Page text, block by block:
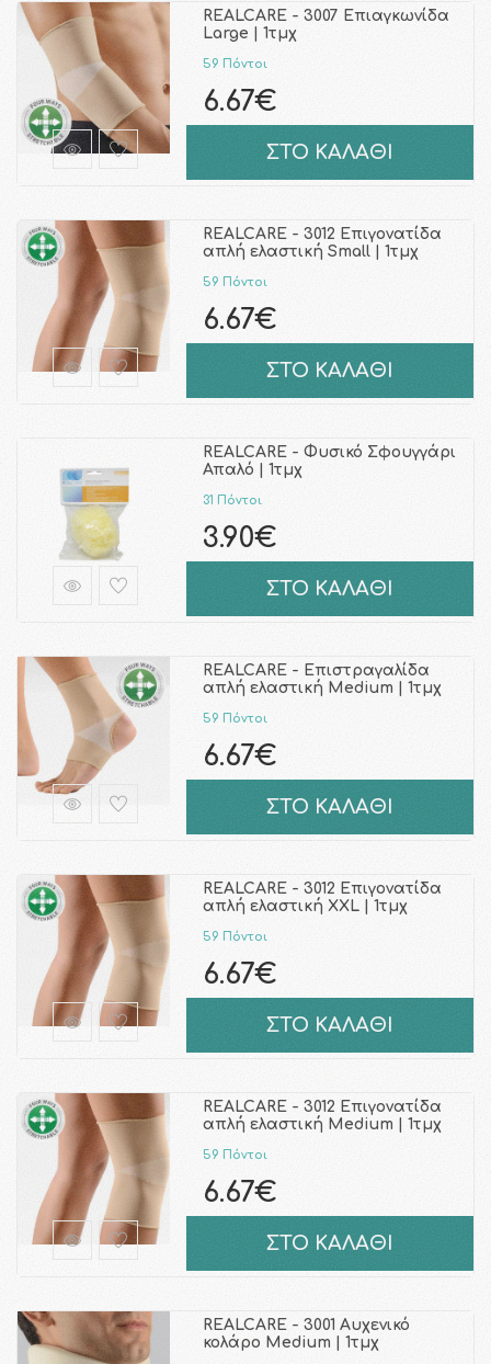
REALCARE - 3007 Επιαγκωνίδα
Large | 1τμχ
59 Πόντοι
6.67€
ΣΤΟ ΚΑΛΑΘΙ
REALCARE - 3012 Επιγονατίδα
απλή ελαστική Small | 1τμχ
59 Πόντοι
6.67€
ΣΤΟ ΚΑΛΑΘΙ
REALCARE - Φυσικό Σφουγγάρι
Απαλό | 1τμχ
31 Πόντοι
3.90€
ΣΤΟ ΚΑΛΑΘΙ
REALCARE - Επιστραγαλίδα
απλή ελαστική Medium | 1τμχ
59 Πόντοι
6.67€
ΣΤΟ ΚΑΛΑΘΙ
REALCARE - 3012 Επιγονατίδα
απλή ελαστική XΧL | 1τμχ
59 Πόντοι
6.67€
ΣΤΟ ΚΑΛΑΘΙ
REALCARE - 3012 Επιγονατίδα
απλή ελαστική Μedium | 1τμχ
59 Πόντοι
6.67€
ΣΤΟ ΚΑΛΑΘΙ
REALCARE - 3001 Αυχενικό
κολάρο Μedium | 1τμχ